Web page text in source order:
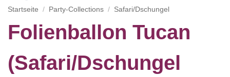
Startseite / Party-Collections / Safari/Dschungel
Folienballon Tucan
(Safari/Dschungel